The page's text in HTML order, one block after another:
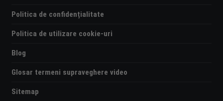
Politica de confidențialitate
Politica de utilizare cookie-uri
Blog
Glosar termeni supraveghere video
Sitemap